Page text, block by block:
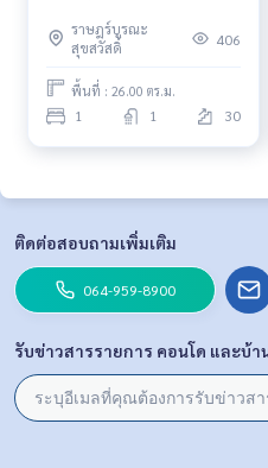
ล้าน 064-959-8900
ราษฎร์บูรณะ
สุขสวัสดิ์
406
พื้นที่ : 26.00 ตร.ม.
1 1 30
ติดต่อสอบถามเพิ่มเติม
064-959-8900
รับข่าวสารรายการ คอนโด และบ้า